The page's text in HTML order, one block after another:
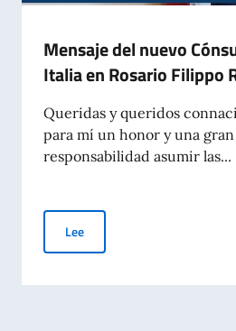
las CIE emitidas a favor de
Mensaje del nuevo
Italia en Rosario Filippo
Queridas y queridos
para mí un honor y una gran
responsabilidad asumir las...
LeeMensaje del nuevo Cónsul